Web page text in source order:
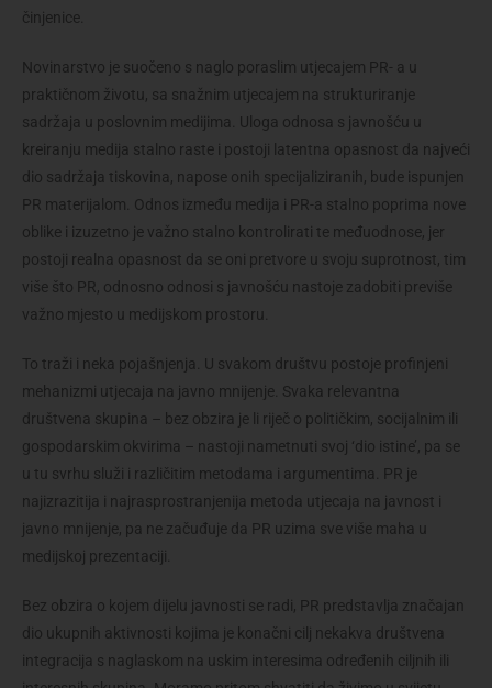
činjenice.
Novinarstvo je suočeno s naglo poraslim utjecajem PR- a u
praktičnom životu, sa snažnim utjecajem na strukturiranje
sadržaja u poslovnim medijima. Uloga odnosa s javnošću u
kreiranju medija stalno raste i postoji latentna opasnost da najveći
dio sadržaja tiskovina, napose onih specijaliziranih, bude ispunjen
PR materijalom. Odnos između medija i PR-a stalno poprima nove
oblike i izuzetno je važno stalno kontrolirati te međuodnose, jer
postoji realna opasnost da se oni pretvore u svoju suprotnost, tim
više što PR, odnosno odnosi s javnošću nastoje zadobiti previše
važno mjesto u medijskom prostoru.
To traži i neka pojašnjenja. U svakom društvu postoje profinjeni
mehanizmi utjecaja na javno mnijenje. Svaka relevantna
društvena skupina – bez obzira je li riječ o političkim, socijalnim ili
gospodarskim okvirima – nastoji nametnuti svoj ‘dio istine’, pa se
u tu svrhu služi i različitim metodama i argumentima. PR je
najizrazitija i najrasprostranjenija metoda utjecaja na javnost i
javno mnijenje, pa ne začuđuje da PR uzima sve više maha u
medijskoj prezentaciji.
Bez obzira o kojem dijelu javnosti se radi, PR predstavlja značajan
dio ukupnih aktivnosti kojima je konačni cilj nekakva društvena
integracija s naglaskom na uskim interesima određenih ciljnih ili